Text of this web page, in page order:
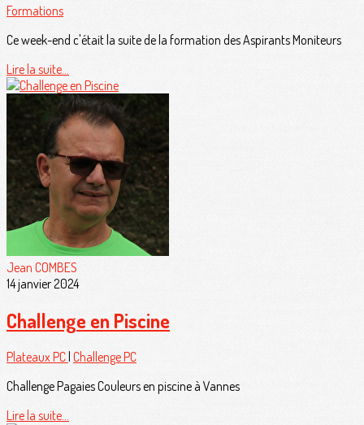
Formations
Ce week-end c'était la suite de la formation des Aspirants Moniteurs
Lire la suite...
Jean COMBES
14 janvier 2024
Challenge en Piscine
Plateaux PC | Challenge PC
Challenge Pagaies Couleurs en piscine à Vannes
Lire la suite...